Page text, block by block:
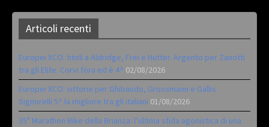
Articoli recenti
Europei XCO: titoli a Aldridge, Frei e Hutter. Argento per Zanotti
tra gli Elite. Corvi fora ed è 4^ 02/08/2026
Europei XCO: vittorie per Ghibaudo, Grossmann e Gallis.
Signorelli 5^ la migliore tra gli italiani 01/08/2026
35ª Marathon Bike della Brianza: l’ultima sfida agonistica di una